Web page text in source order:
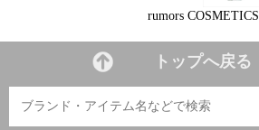
rumors COSMETICS
トップへ戻る